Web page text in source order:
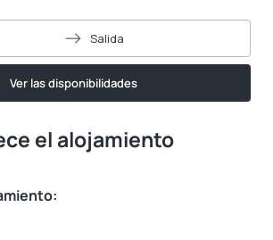
el alojamiento
Salida
Ver las disponibilidades